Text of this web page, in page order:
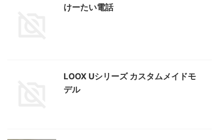
けーたい電話
LOOX Uシリーズ カスタムメイドモ
デル